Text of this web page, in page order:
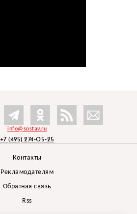
info@sostav.ru
+7 (495) 274-05-25
Контакты
Рекламодателям
Обратная связь
Rss